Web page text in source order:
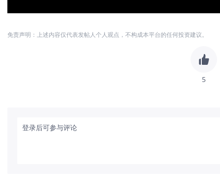
免责声明：上述内容仅代表发帖人个人观点，不构成本平台的任何投资建议。
5
登录后可参与评论